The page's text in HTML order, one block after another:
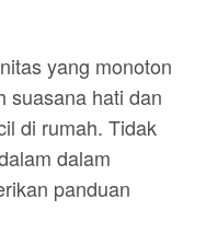
yang monoton
suasana hati dan
di rumah. Tidak
dalam
panduan